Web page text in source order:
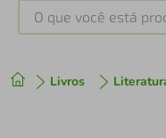
O que você está
Livros